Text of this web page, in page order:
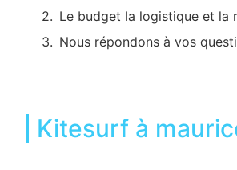
Le budget la logistique et la
Nous répondons à vos
Kitesurf à